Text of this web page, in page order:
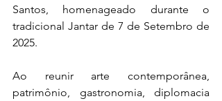
Santos, homenageado durante o
tradicional Jantar de 7 de Setembro de
2025.
Ao reunir arte contemporânea,
patrimônio, gastronomia, diplomacia